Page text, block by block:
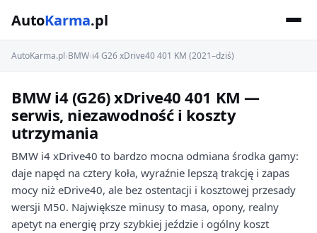
AutoKarma.pl
AutoKarma.pl›BMW›i4 G26 xDrive40 401 KM (2021–dziś)
BMW i4 (G26) xDrive40 401 KM —
serwis, niezawodność i koszty
utrzymania
BMW i4 xDrive40 to bardzo mocna odmiana środka gamy:
daje napęd na cztery koła, wyraźnie lepszą trakcję i zapas
mocy niż eDrive40, ale bez ostentacji i kosztowej przesady
wersji M50. Największe minusy to masa, opony, realny
apetyt na energię przy szybkiej jeździe i ogólny koszt